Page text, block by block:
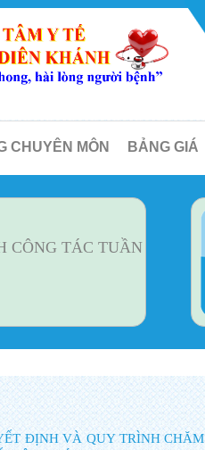
CHUYÊN MÔN BẢNG GIÁ
CÔNG TÁC TUẦN
ĐỊNH VÀ QUY TRÌNH